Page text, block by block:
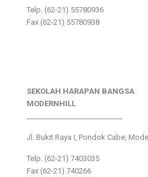
Telp. (62-21) 55780936
Fax (62-21) 55780938
SEKOLAH HARAPAN BANGSA
MODERNHILL
Jl. Bukit Raya I, Pondok Cabe,
Telp. (62-21) 7403035
Fax (62-21) 740266